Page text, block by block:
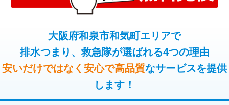
コンクリート斫り（厚さ10㎝超え） 38,500円
モルタル補修（厚さ10㎝まで） 27,500円
モルタル補修（厚さ10㎝超え） 38,500円
追加人工 16,500円
止水・漏水調査・防水処理・清掃・修
理・調整・分解・加工など（軽作業）
11,000円
止水・漏水調査・防水処理・清掃・修
理・調整・分解・加工など（中作業）
22,000円
止水・漏水調査・防水処理・清掃・修
33,000円
大阪府和泉市和気町エリアで
排水つまり、救急隊が選ばれる4つの理由
安いだけではなく安心で高品質なサービスを提供
します！